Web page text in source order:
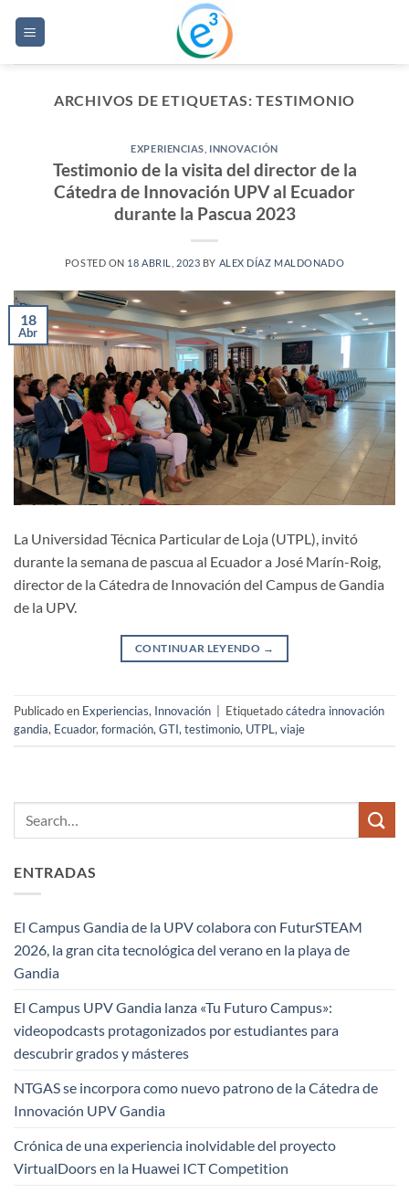
ARCHIVOS DE ETIQUETAS:TESTIMONIO
EXPERIENCIAS INNOVACIÓN
Testimonio de la visita del director de la
Cátedra de Innovación UPV al Ecuador
durante la Pascua 2023
POSTED ON 18 ABRIL, 2023 BY ALEX DÍAZ MALDONADO
18
Abr
La Universidad Técnica Particular de Loja (UTPL), invitó
durante la semana de pascua al Ecuador a José Marín-Roig,
director de la Cátedra de Innovación del Campus de Gandia
de la UPV.
CONTINUAR LEYENDO →
Publicado en Experiencias, Innovación Etiquetadocátedra innovación
gandia, Ecuador, formación, GTI, testimonio, UTPL , viaje
ENTRADAS
El Campus Gandia de la UPV colabora con FuturSTEAM
2026, la gran cita tecnológica del verano en la playa de
Gandia
El Campus UPV Gandia lanza «Tu Futuro Campus»:
videopodcasts protagonizados por estudiantes para
descubrir grados y másteres
NTGAS se incorpora como nuevo patrono de la Cátedra de
Innovación UPV Gandia
Crónica de una experiencia inolvidable del proyecto
VirtualDoors en la Huawei ICT Competition